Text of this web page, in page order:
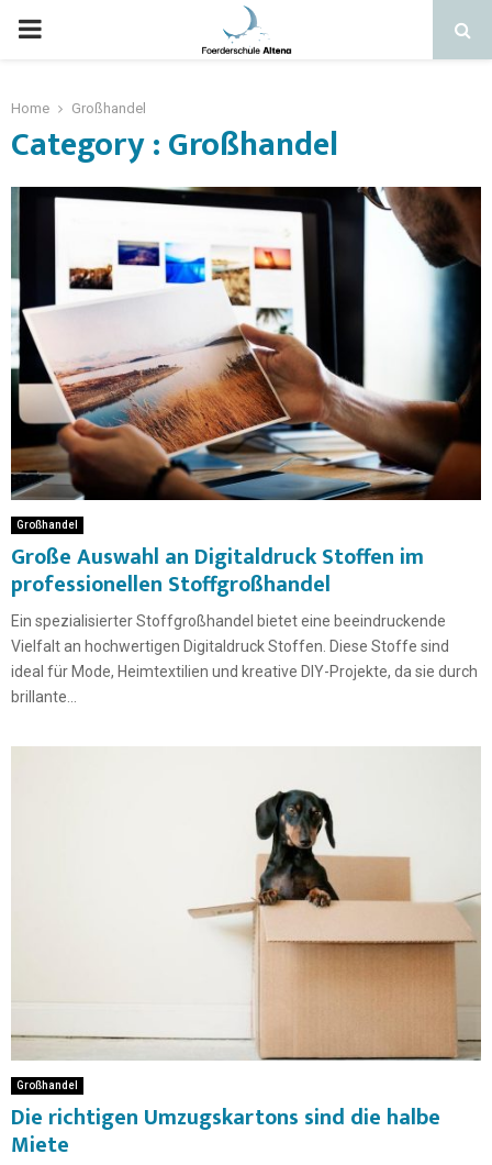
Home Großhandel
Category : Großhandel
Großhandel
Große Auswahl an Digitaldruck Stoffen im
professionellen Stoffgroßhandel
Ein spezialisierter Stoffgroßhandel bietet eine beeindruckende
Vielfalt an hochwertigen Digitaldruck Stoffen. Diese Stoffe sind
ideal für Mode, Heimtextilien und kreative DIY-Projekte, da sie durch
brillante...
Großhandel
Die richtigen Umzugskartons sind die halbe
Miete